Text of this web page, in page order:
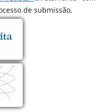
de submissão.